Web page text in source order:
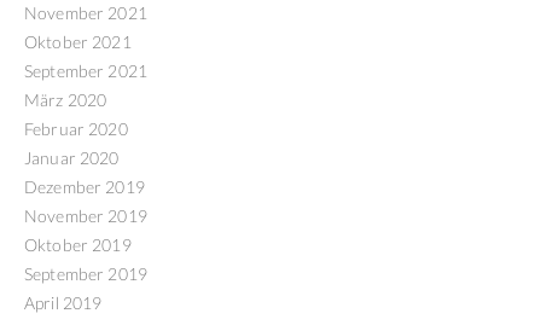
November 2021
Oktober 2021
September 2021
März 2020
Februar 2020
Januar 2020
Dezember 2019
November 2019
Oktober 2019
September 2019
April 2019